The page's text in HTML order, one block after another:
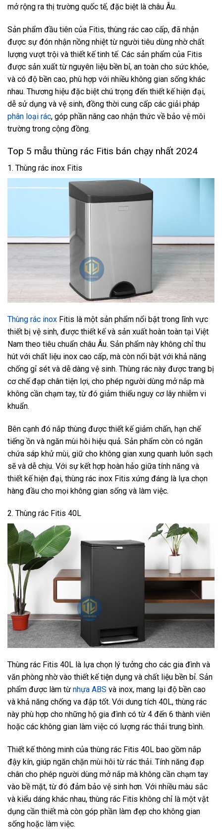
mở rộng ra thị trường quốc tế, đặc biệt là châu Âu.
Sản phẩm đầu tiên của Fitis, thùng rác cao cấp, đã nhận
được sự đón nhận nồng nhiệt từ người tiêu dùng nhờ chất
lượng vượt trội và thiết kế tinh tế. Các sản phẩm của Fitis
được sản xuất từ nguyên liệu bền bỉ, an toàn cho sức khỏe,
và có độ bền cao, phù hợp với nhiều không gian sống khác
nhau. Thương hiệu đặc biệt chú trọng đến thiết kế hiện đại,
dễ sử dụng và vệ sinh, đồng thời cung cấp các giải pháp
phân loại rác, góp phần nâng cao nhận thức về bảo vệ môi
trường trong cộng đồng.
Top 5 mẫu thùng rác Fitis bán chạy nhất 2024
1. Thùng rác inox Fitis
Thùng rác inox Fitis là một sản phẩm nổi bật trong lĩnh vực
thiết bị vệ sinh, được thiết kế và sản xuất hoàn toàn tại Việt
Nam theo tiêu chuẩn châu Âu. Sản phẩm này không chỉ thu
hút với chất liệu inox cao cấp, mà còn nổi bật với khả năng
chống gỉ sét và dễ dàng vệ sinh. Thùng rác này được trang bị
cơ chế đạp chân tiện lợi, cho phép người dùng mở nắp mà
không cần chạm tay, từ đó giảm thiểu nguy cơ lây nhiễm vi
khuẩn.
Bên cạnh đó nắp thùng được thiết kế giảm chấn, hạn chế
tiếng ồn và ngăn mùi hôi hiệu quả. Sản phẩm còn có ngăn
chứa sáp khử mùi, giữ cho không gian xung quanh luôn sạch
sẽ và dễ chịu. Với sự kết hợp hoàn hảo giữa tính năng và
thiết kế hiện đại, thùng rác inox Fitis xứng đáng là lựa chọn
hàng đầu cho mọi không gian sống và làm việc.
2. Thùng rác Fitis 40L
Thùng rác Fitis 40L là lựa chọn lý tưởng cho các gia đình và
văn phòng nhờ vào thiết kế tiện dụng và chất liệu bền bỉ. Sản
phẩm được làm từ nhựa ABS và inox, mang lại độ bền cao
và khả năng chống va đập tốt. Với dung tích 40L, thùng rác
này phù hợp cho những hộ gia đình có từ 4 đến 6 thành viên
hoặc các không gian làm việc có lượng rác thải trung bình.
Thiết kế thông minh của thùng rác Fitis 40L bao gồm nắp
đậy kín, giúp ngăn chặn mùi hôi từ rác thải. Tính năng đạp
chân cho phép người dùng mở nắp mà không cần chạm tay
vào bề mặt, từ đó đảm bảo vệ sinh hơn. Với nhiều màu sắc
và kiểu dáng khác nhau, thùng rác Fitis không chỉ là một vật
dụng cần thiết mà còn góp phần làm đẹp cho không gian
sống hoặc làm việc.